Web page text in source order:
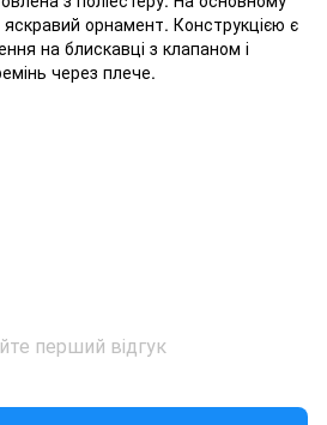
орнамент. Конструкцією є
на блискавці з клапаном і
через плече.
перший відгук